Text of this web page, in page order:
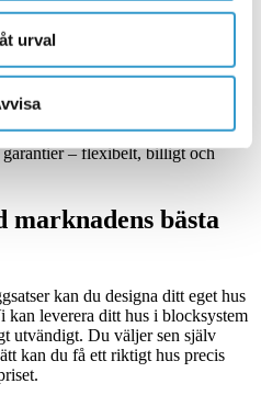
urval
själv hur ditt hus ska
och låt fantasin flöda. Bygg ditt
garantier – flexibelt, billigt och
marknadens bästa
kan du designa ditt eget hus
leverera ditt hus i blocksystem
utvändigt. Du väljer sen själv
kan du få ett riktigt hus precis